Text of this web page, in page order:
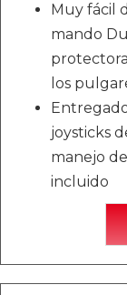
Muy fácil
mando
los
joysticks
manejo
incluido